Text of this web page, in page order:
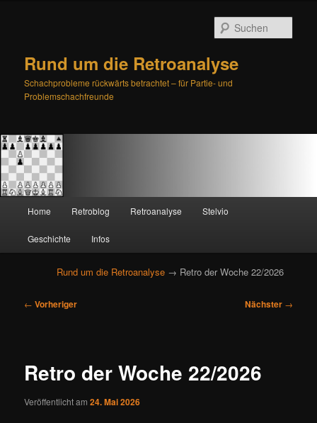
Rund um die Retroanalyse
Schachprobleme rückwärts betrachtet – für Partie- und
Problemschachfreunde
Zum
primären
Inhalt
springen
Zum
sekundären
Inhalt
springen
Home Retroblog Retroanalyse Stelvio
Geschichte Infos
Rund um die Retroanalyse → Retro der Woche 22/2026
B
a
s
← Vorheriger Nächster →
Retro der Woche 22/2026
Veröffentlicht am24. Mai 2026